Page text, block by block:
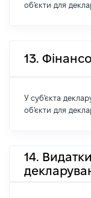
об'єкти для
13.
У суб'єкта
об'єкти для
14.